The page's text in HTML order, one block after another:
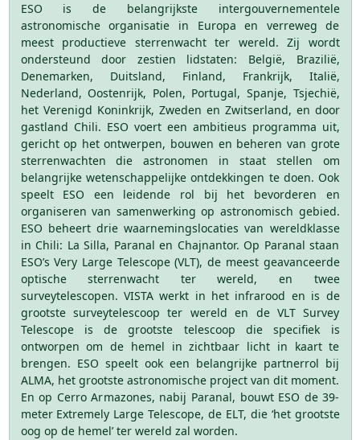
ESO is de belangrijkste intergouvernementele
astronomische organisatie in Europa en verreweg de
meest productieve sterrenwacht ter wereld. Zij wordt
ondersteund door zestien lidstaten: België, Brazilië,
Denemarken, Duitsland, Finland, Frankrijk, Italië,
Nederland, Oostenrijk, Polen, Portugal, Spanje, Tsjechië,
het Verenigd Koninkrijk, Zweden en Zwitserland, en door
gastland Chili. ESO voert een ambitieus programma uit,
gericht op het ontwerpen, bouwen en beheren van grote
sterrenwachten die astronomen in staat stellen om
belangrijke wetenschappelijke ontdekkingen te doen. Ook
speelt ESO een leidende rol bij het bevorderen en
organiseren van samenwerking op astronomisch gebied.
ESO beheert drie waarnemingslocaties van wereldklasse
in Chili: La Silla, Paranal en Chajnantor. Op Paranal staan
ESO’s Very Large Telescope (VLT), de meest geavanceerde
optische sterrenwacht ter wereld, en twee
surveytelescopen. VISTA werkt in het infrarood en is de
grootste surveytelescoop ter wereld en de VLT Survey
Telescope is de grootste telescoop die specifiek is
ontworpen om de hemel in zichtbaar licht in kaart te
brengen. ESO speelt ook een belangrijke partnerrol bij
ALMA, het grootste astronomische project van dit moment.
En op Cerro Armazones, nabij Paranal, bouwt ESO de 39-
meter Extremely Large Telescope, de ELT, die ‘het grootste
oog op de hemel’ ter wereld zal worden.